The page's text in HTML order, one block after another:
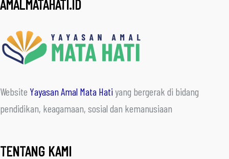
AMALMATAHATI.ID
Website Yayasan Amal Mata Hatiyang bergerak di bidang
pendidikan, keagamaan, sosial dan kemanusiaan
TENTANG KAMI